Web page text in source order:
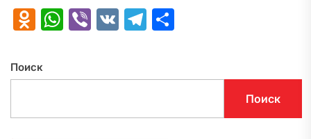
Odnoklassniki
WhatsApp
Viber
VK Telegram
Поиск
Поиск